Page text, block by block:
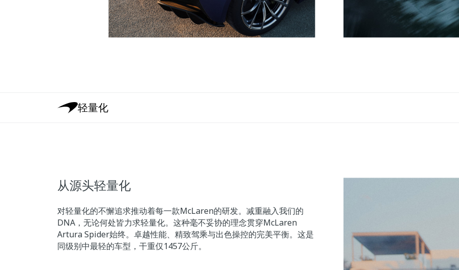
轻量化
从源头轻量化
对轻量化的不懈追求推动着每一款McLaren的研发。减重融入我们的
DNA，无论何处皆力求轻量化。这种毫不妥协的理念贯穿McLaren
Artura Spider始终。卓越性能、精致驾乘与出色操控的完美平衡。这是
同级别中最轻的车型，干重仅1457公斤。